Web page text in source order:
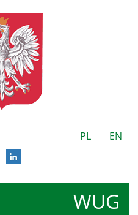
PL EN
WUG